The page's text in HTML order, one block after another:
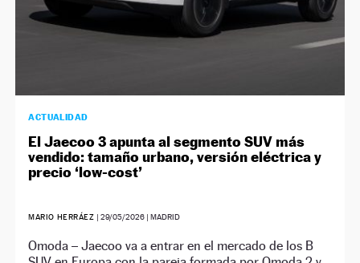
ACTUALIDAD
El Jaecoo 3 apunta al segmento SUV más
vendido: tamaño urbano, versión eléctrica y
precio ‘low-cost’
MARIO HERRÁEZ |29/05/2026 | MADRID
Omoda – Jaecoo va a entrar en el mercado de los B